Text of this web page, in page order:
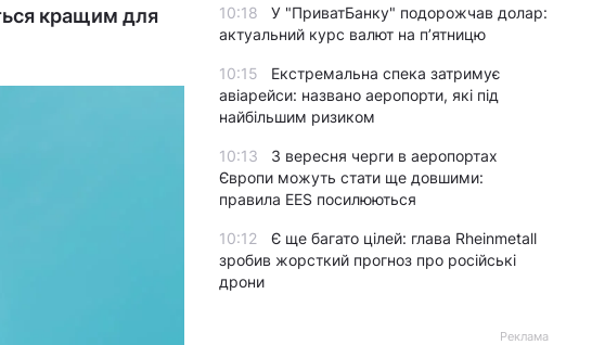
кращим для
10:18
У "ПриватБанку" подорожчав долар:
актуальний курс валют на п’ятницю
10:15
Екстремальна спека затримує
авіарейси: названо аеропорти, які під
найбільшим ризиком
10:13
З вересня черги в аеропортах
Європи можуть стати ще довшими:
правила EES посилюються
10:12
Є ще багато цілей: глава Rheinmetall
зробив жорсткий прогноз про російські
дрони
Реклама